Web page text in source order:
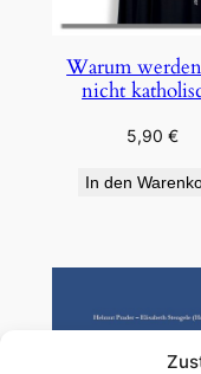
Warum
nicht
5,90 €
In den